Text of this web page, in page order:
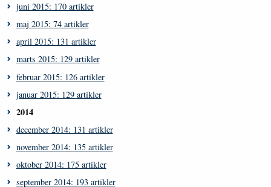
juni 2015: 170 artikler
maj 2015: 74 artikler
april 2015: 131 artikler
marts 2015: 129 artikler
februar 2015: 126 artikler
januar 2015: 129 artikler
2014
december 2014: 131 artikler
november 2014: 135 artikler
oktober 2014: 175 artikler
september 2014: 193 artikler